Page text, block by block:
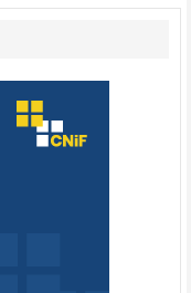
–
warto
poznać
[fotorelacja]